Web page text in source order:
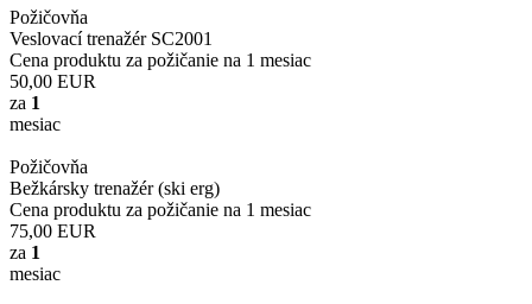
Požičovňa
Veslovací trenažér SC2001
Cena produktu za požičanie na 1 mesiac
50,00 EUR
za 1
mesiac
Požičovňa
Bežkársky trenažér (ski erg)
Cena produktu za požičanie na 1 mesiac
75,00 EUR
za 1
mesiac